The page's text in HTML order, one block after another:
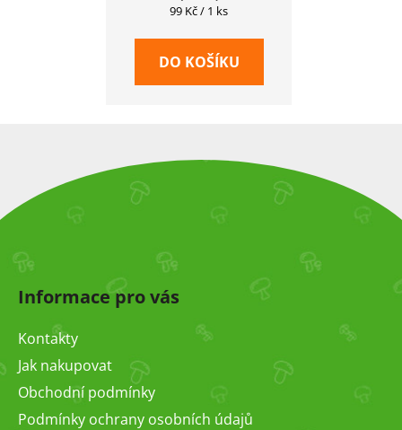
Měrná
99 Kč / 1 ks
DO KOŠÍKU
í
Informace pro vás
Kontakty
Jak nakupovat
Obchodní podmínky
Podmínky ochrany osobních údajů